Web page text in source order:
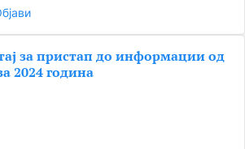
за пристап до информации од
2024 година